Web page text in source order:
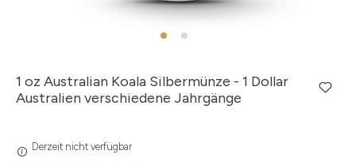
1 oz Australian Koala Silbermünze - 1 Dollar
Australien verschiedene Jahrgänge
Derzeit nicht verfügbar